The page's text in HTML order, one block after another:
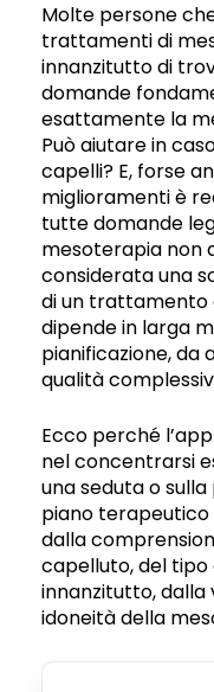
Molte persone
trattamenti di
innanzitutto di
domande
esattamente la
Può aiutare in
capelli? E, forse
miglioramenti è
tutte domande
mesoterapia non
considerata una
di un trattamento
dipende in larga
pianificazione, da
qualità
Ecco perché
nel concentrarsi
una seduta o
piano
dalla
capelluto, del tipo
innanzitutto, dalla
idoneità della